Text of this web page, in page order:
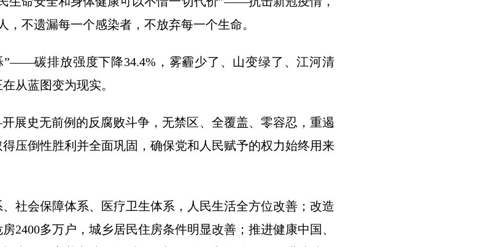
，不遗漏每一个感染者，不放弃每一个生命。
碳排放强度下降34.4%，雾霾少了、山变绿了、江河清
从蓝图变为现实。
史无前例的反腐败斗争，无禁区、全覆盖、零容忍，重遏
压倒性胜利并全面巩固，确保党和人民赋予的权力始终用来
会保障体系、医疗卫生体系，人民生活全方位改善；改造
2400多万户，城乡居民住房条件明显改善；推进健康中国、